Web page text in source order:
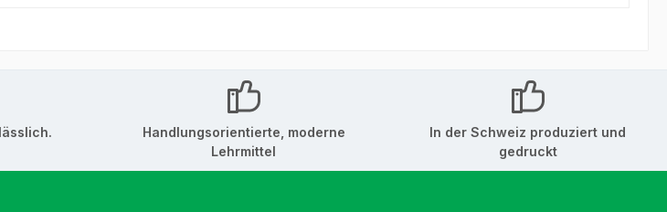
Handlungsorientierte, moderne
Lehrmittel
In der Schweiz produziert und
gedruckt